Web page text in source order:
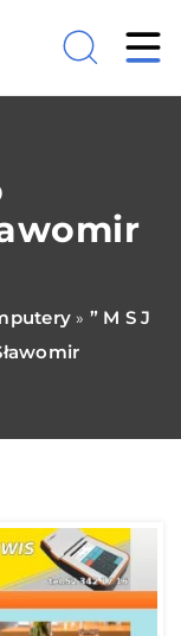
» ” M S J